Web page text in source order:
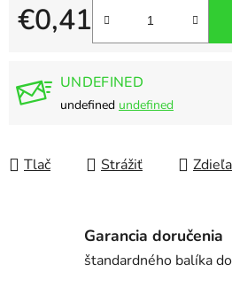
€0,41
Jednotková cena:
UNDEFINED
undefined undefined
Tlač Strážiť
Garancia doručenia
štandardného balíka